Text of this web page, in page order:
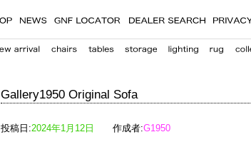
Gallery1950 Original Sofa
投稿日:2024年1月12日 作成者:G1950